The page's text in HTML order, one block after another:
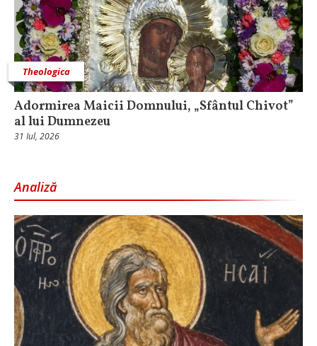
Theologica
Adormirea Maicii Domnului, „Sfântul Chivot”
al lui Dumnezeu
31 Iul, 2026
Analiză